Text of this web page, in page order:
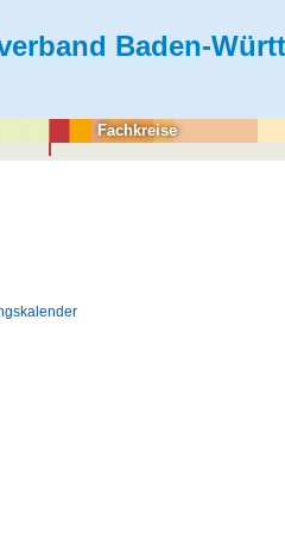
Baden-
Fachkreise